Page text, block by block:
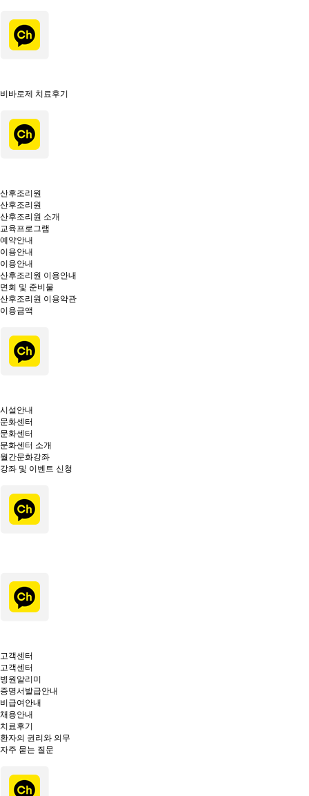
비바로제 치료후기
산후조리원
산후조리원
산후조리원 소개
교육프로그램
예약안내
이용안내
이용안내
산후조리원 이용안내
면회 및 준비물
산후조리원 이용약관
이용금액
시설안내
문화센터
문화센터
문화센터 소개
월간문화강좌
강좌 및 이벤트 신청
고객센터
고객센터
병원알리미
증명서발급안내
비급여안내
채용안내
치료후기
환자의 권리와 의무
자주 묻는 질문